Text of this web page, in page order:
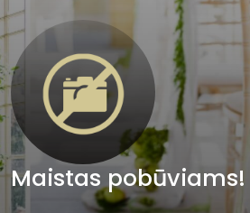
Maistas pobūviams!